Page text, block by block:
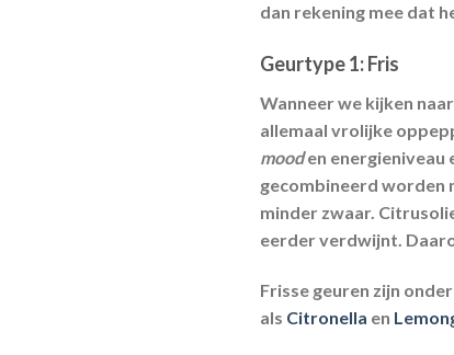
dan rekening mee dat
Geurtype 1:Fris
Wanneer we kijken
allemaal vrolijke
mooden energieniveau
gecombineerd worden
minder zwaar.
eerder verdwijnt.
Frisse geuren zijn
als Citronella en